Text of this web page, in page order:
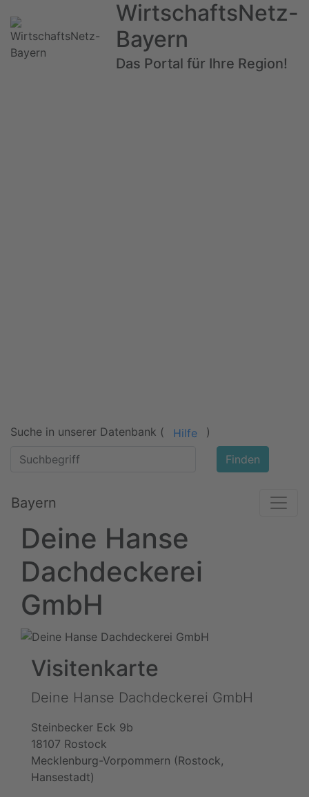
WirtschaftsNetz-
Bayern
Das Portal für Ihre Region!
Suche in unserer Datenbank ( Hilfe
)
Finden
Bayern
Deine Hanse
Dachdeckerei
GmbH
Visitenkarte
Deine Hanse Dachdeckerei GmbH
Steinbecker Eck 9b
18107 Rostock
Mecklenburg-Vorpommern (Rostock,
Hansestadt)